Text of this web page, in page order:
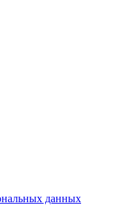
данных